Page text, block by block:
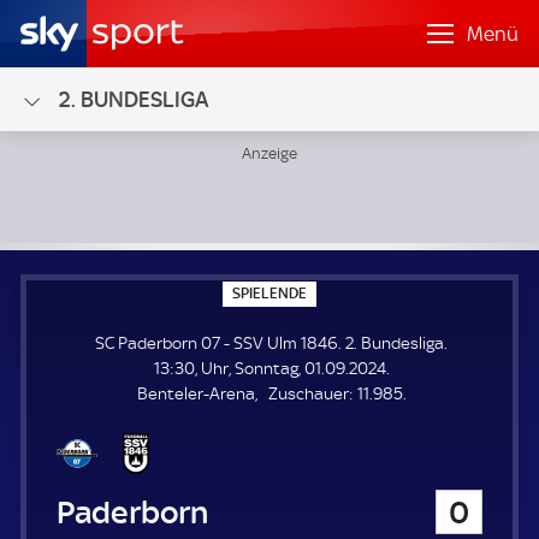
Menü
2. BUNDESLIGA
SPIELENDE
P
E
L
E
N
SC Paderborn 07 - SSV Ulm 1846. 2. Bundesliga.
13:30, Uhr, Sonntag, 01.09.2024.
Benteler-Arena
Zuschauer: Z
11.985.
SC Paderborn 07
0